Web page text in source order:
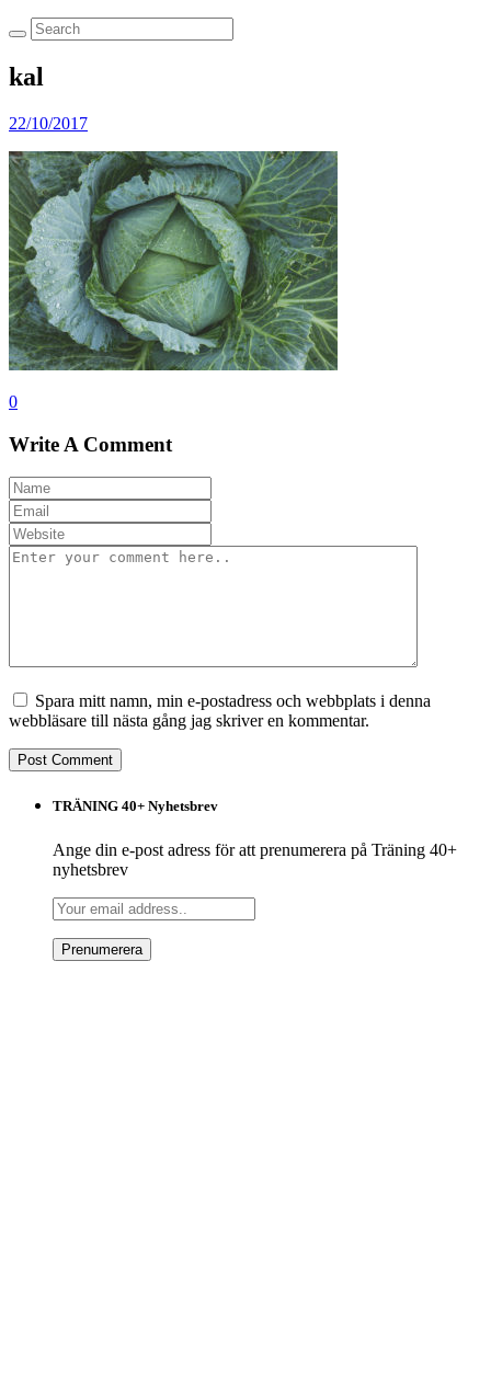
kal
22/10/2017
0
Write A Comment
Spara mitt namn, min e-postadress och webbplats i denna
webbläsare till nästa gång jag skriver en kommentar.
TRÄNING 40+ Nyhetsbrev
Ange din e-post adress för att prenumerera på Träning 40+
nyhetsbrev